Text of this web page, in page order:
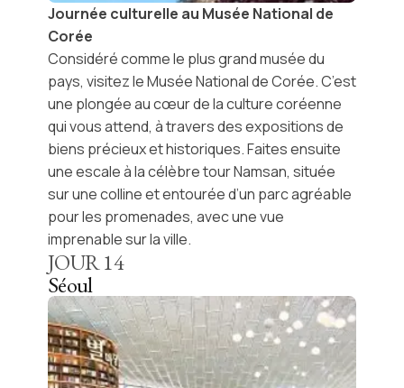
Journée culturelle au Musée National de
Corée
Considéré comme le plus grand musée du
pays, visitez leMusée National de Corée. C’est
une plongée au cœur de la culture coréenne
qui vous attend, à travers des expositions de
biens précieux et historiques. Faites ensuite
une escale à la célèbretour Namsan, située
sur une colline et entourée d’un parc agréable
pour les promenades, avec une vue
imprenable sur la ville.
JOUR14
Séoul